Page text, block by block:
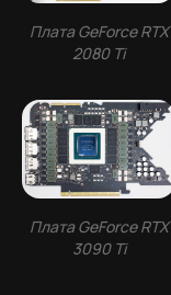
Плата GeForce RTX
2080 Ti
Плата GeForce RTX
3090 Ti